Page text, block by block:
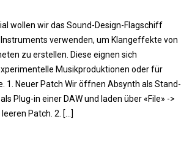
wollen wir das Sound-Design-Flagschiff
verwenden, um Klangeffekte von
zu erstellen. Diese eignen sich
Musikproduktionen oder für
1. Neuer Patch Wir öffnen Absynth als Stand-
Plug-in einer DAW und laden über «File» ->
Patch. 2. […]